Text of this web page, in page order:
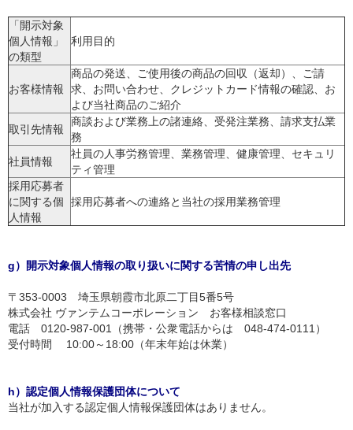
「開示対象
個人情報」
の類型
利用目的
お客様情報
商品の発送、ご使用後の商品の回収（返却）、ご請
求、お問い合わせ、クレジットカード情報の確認、お
よび当社商品のご紹介
取引先情報
商談および業務上の諸連絡、受発注業務、請求支払業
務
社員情報
社員の人事労務管理、業務管理、健康管理、セキュリ
ティ管理
採用応募者
に関する個
人情報
採用応募者への連絡と当社の採用業務管理
g）開示対象個人情報の取り扱いに関する苦情の申し出先
〒353-0003 埼玉県朝霞市北原二丁目5番5号
株式会社 ヴァンテムコーポレーション お客様相談窓口
電話 0120-987-001（携帯・公衆電話からは 048-474-0111）
受付時間 10:00～18:00（年末年始は休業）
h）認定個人情報保護団体について
当社が加入する認定個人情報保護団体はありません。